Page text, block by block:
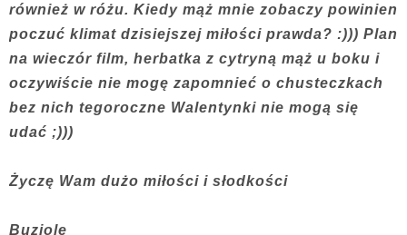
również w różu. Kiedy mąż mnie zobaczy powinien
poczuć klimat dzisiejszej miłości prawda? :))) Plan
na wieczór film, herbatka z cytryną mąż u boku i
oczywiście nie mogę zapomnieć o chusteczkach
bez nich tegoroczne Walentynki nie mogą się
udać ;)))
Życzę Wam dużo miłości i słodkości
Buziole